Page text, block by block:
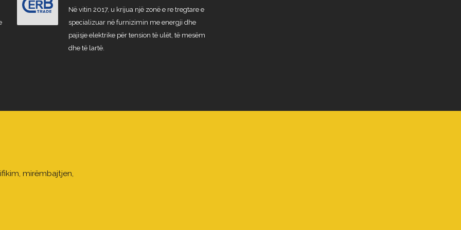
Në vitin 2017, u krijua një zonë e re tregtare e
specializuar në furnizimin me energji dhe
pajisje elektrike për tension të ulët, të mesëm
dhe të lartë.
mirëmbajtjen,